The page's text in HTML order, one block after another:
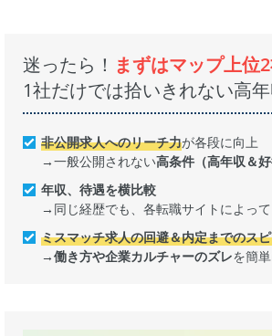
迷ったら！ まずはマップ上位
1社だけでは拾いきれない高
非公開求人へのリーチ力が各段に向上
→一般公開されない高条件（高年収＆
年収、待遇を横比較
→同じ経歴でも、各転職サイトによっ
ミスマッチ求人の回避＆内定までのス
→働き方や企業カルチャーのズレを簡